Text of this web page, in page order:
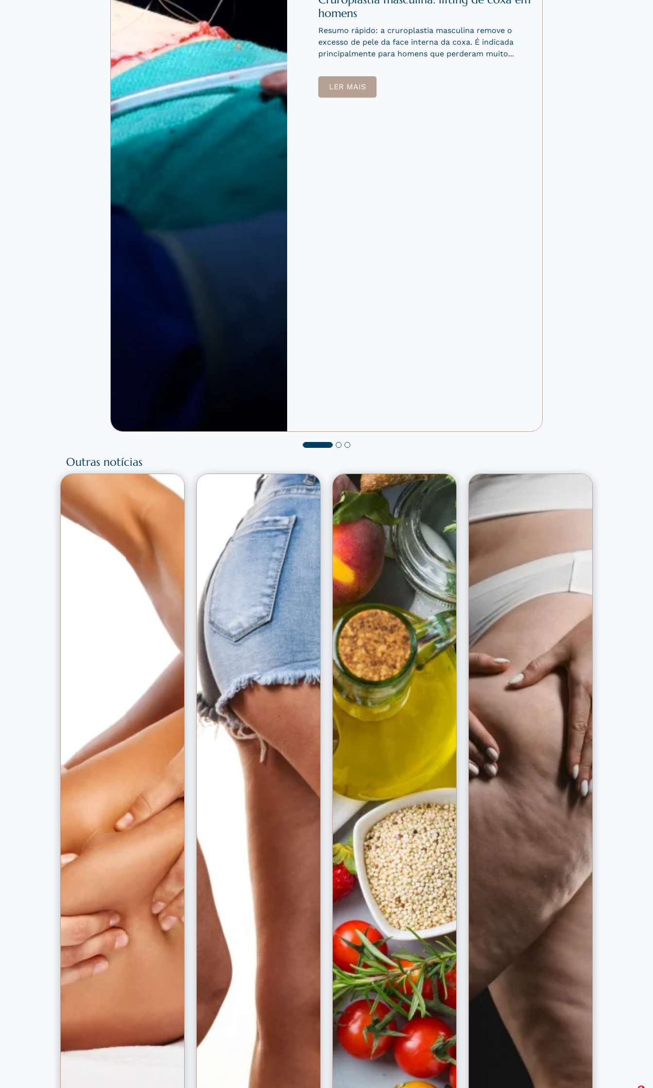
quando é seguro operar
Em poucas palavras: a cirurgia plástica depois do
Ozempic depende de duas coisas: peso estável e um
plano anestésico específico. Na minha...
LER MAIS
Outras notícias